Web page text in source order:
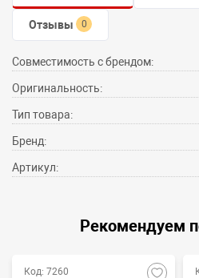
Отзывы 0
Совместимость с брендом:
Оригинальность:
Тип товара:
Бренд:
Артикул:
Рекомендуем
Код: 7260